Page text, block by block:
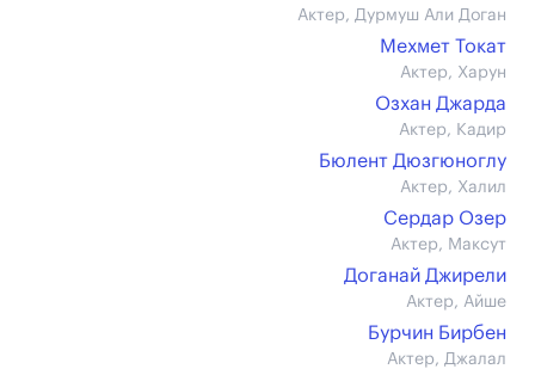
Актер, Дурмуш Али Доган
Мехмет Токат
Актер, Харун
Озхан Джарда
Актер, Кадир
Бюлент Дюзгюноглу
Актер, Халил
Сердар Озер
Актер, Максут
Доганай Джирели
Актер, Айше
Бурчин Бирбен
Актер, Джалал